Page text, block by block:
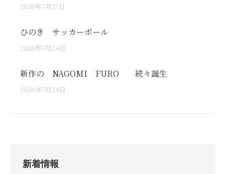
2026年7月27日
ひのき サッカーボール
2026年7月24日
新作の NAGOMI FURO 続々誕生
2026年7月24日
新着情報